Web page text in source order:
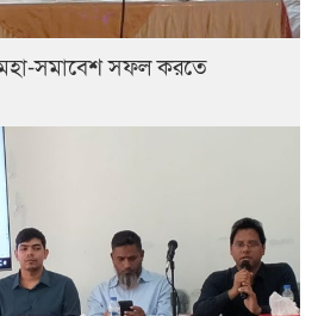
সমাবেশ সফল করতে